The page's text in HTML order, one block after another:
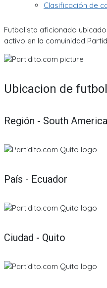
Clasificación de
Futbolista aficionado
activo en la comuinidad
Ubicacion de
Región - South America
País - Ecuador
Ciudad - Quito